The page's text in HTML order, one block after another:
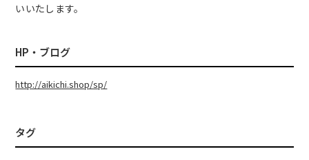
いいたします。
HP・ブログ
http://aikichi.shop/sp/
タグ